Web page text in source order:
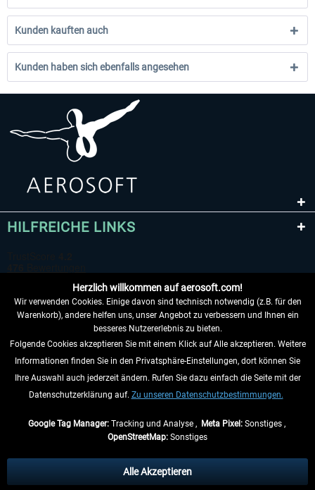
Kunden kauften auch
Kunden haben sich ebenfalls angesehen
HILFREICHE LINKS
VERTRAG WIDERRUFEN
INFORMATIONEN
anders beschrieben.
** Gilt für Lieferungen innerhalb Deutschlands, Lieferzeiten für andere Länder
Herzlich willkommen auf aerosoft.com!
Wir verwenden Cookies. Einige davon sind technisch notwendig (z.B. für den
Warenkorb), andere helfen uns, unser Angebot zu verbessern und Ihnen ein
besseres Nutzererlebnis zu bieten.
Folgende Cookies akzeptieren Sie mit einem Klick auf Alle akzeptieren. Weitere
Informationen finden Sie in den Privatsphäre-Einstellungen, dort können Sie
Ihre Auswahl auch jederzeit ändern. Rufen Sie dazu einfach die Seite mit der
Datenschutzerklärung auf. Zu unseren Datenschutzbestimmungen.
Google Tag Manager:Tracking und Analyse , Meta Pixel:Sonstiges ,
OpenStreetMap: Sonstiges
Alle Akzeptieren